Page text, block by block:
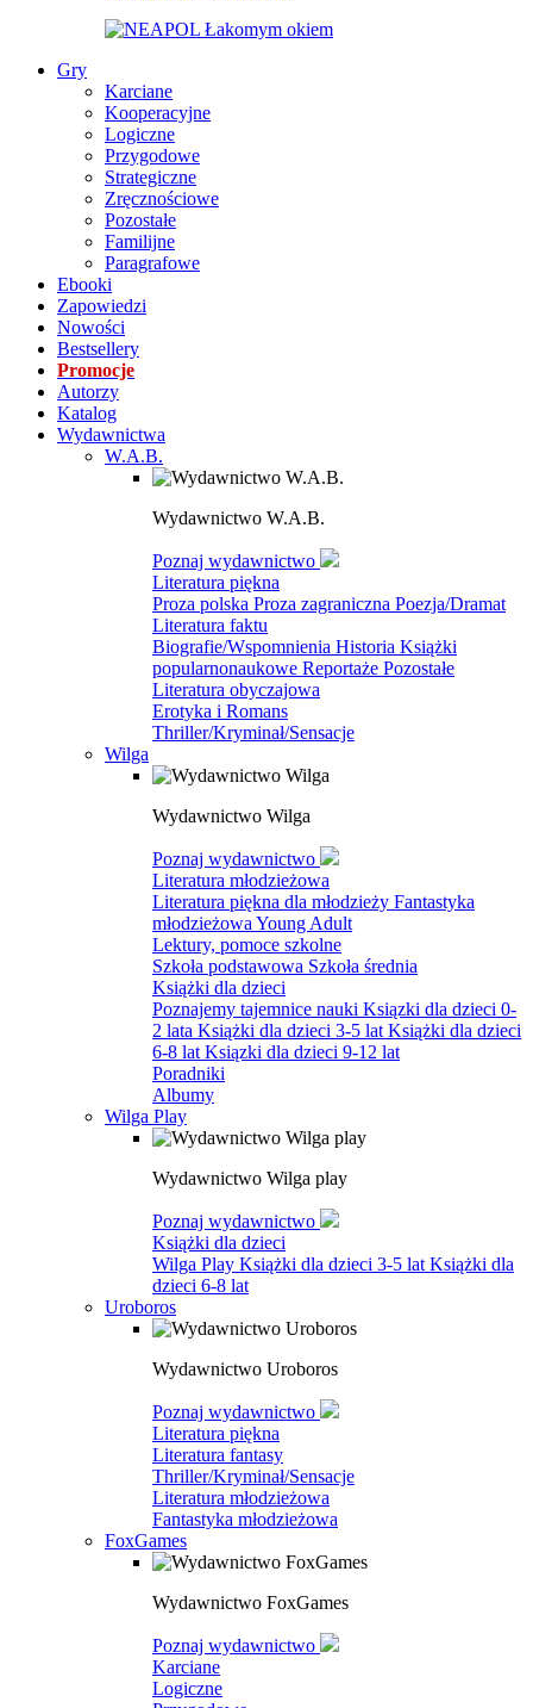
Gry
Karciane
Kooperacyjne
Logiczne
Przygodowe
Strategiczne
Zręcznościowe
Pozostałe
Familijne
Paragrafowe
Ebooki
Zapowiedzi
Nowości
Bestsellery
Promocje
Autorzy
Katalog
Wydawnictwa
W.A.B.
Wydawnictwo W.A.B.
Poznaj wydawnictwo
Literatura piękna
Proza polska Proza zagraniczna Poezja/Dramat
Literatura faktu
Biografie/Wspomnienia Historia Książki
popularnonaukowe Reportaże Pozostałe
Literatura obyczajowa
Erotyka i Romans
Thriller/Kryminał/Sensacje
Wilga
Wydawnictwo Wilga
Poznaj wydawnictwo
Literatura młodzieżowa
Literatura piękna dla młodzieży Fantastyka
młodzieżowa Young Adult
Lektury, pomoce szkolne
Szkoła podstawowa Szkoła średnia
Książki dla dzieci
Poznajemy tajemnice nauki Ksiązki dla dzieci 0-
2 lata Książki dla dzieci 3-5 lat Książki dla dzieci
6-8 lat Ksiązki dla dzieci 9-12 lat
Poradniki
Albumy
Wilga Play
Wydawnictwo Wilga play
Poznaj wydawnictwo
Książki dla dzieci
Wilga Play Książki dla dzieci 3-5 lat Książki dla
dzieci 6-8 lat
Uroboros
Wydawnictwo Uroboros
Poznaj wydawnictwo
Literatura piękna
Literatura fantasy
Thriller/Kryminał/Sensacje
Literatura młodzieżowa
Fantastyka młodzieżowa
FoxGames
Wydawnictwo FoxGames
Poznaj wydawnictwo
Karciane
Logiczne